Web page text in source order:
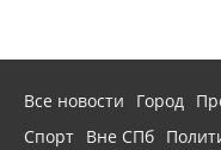
Все новости Город
Спорт Вне СПб